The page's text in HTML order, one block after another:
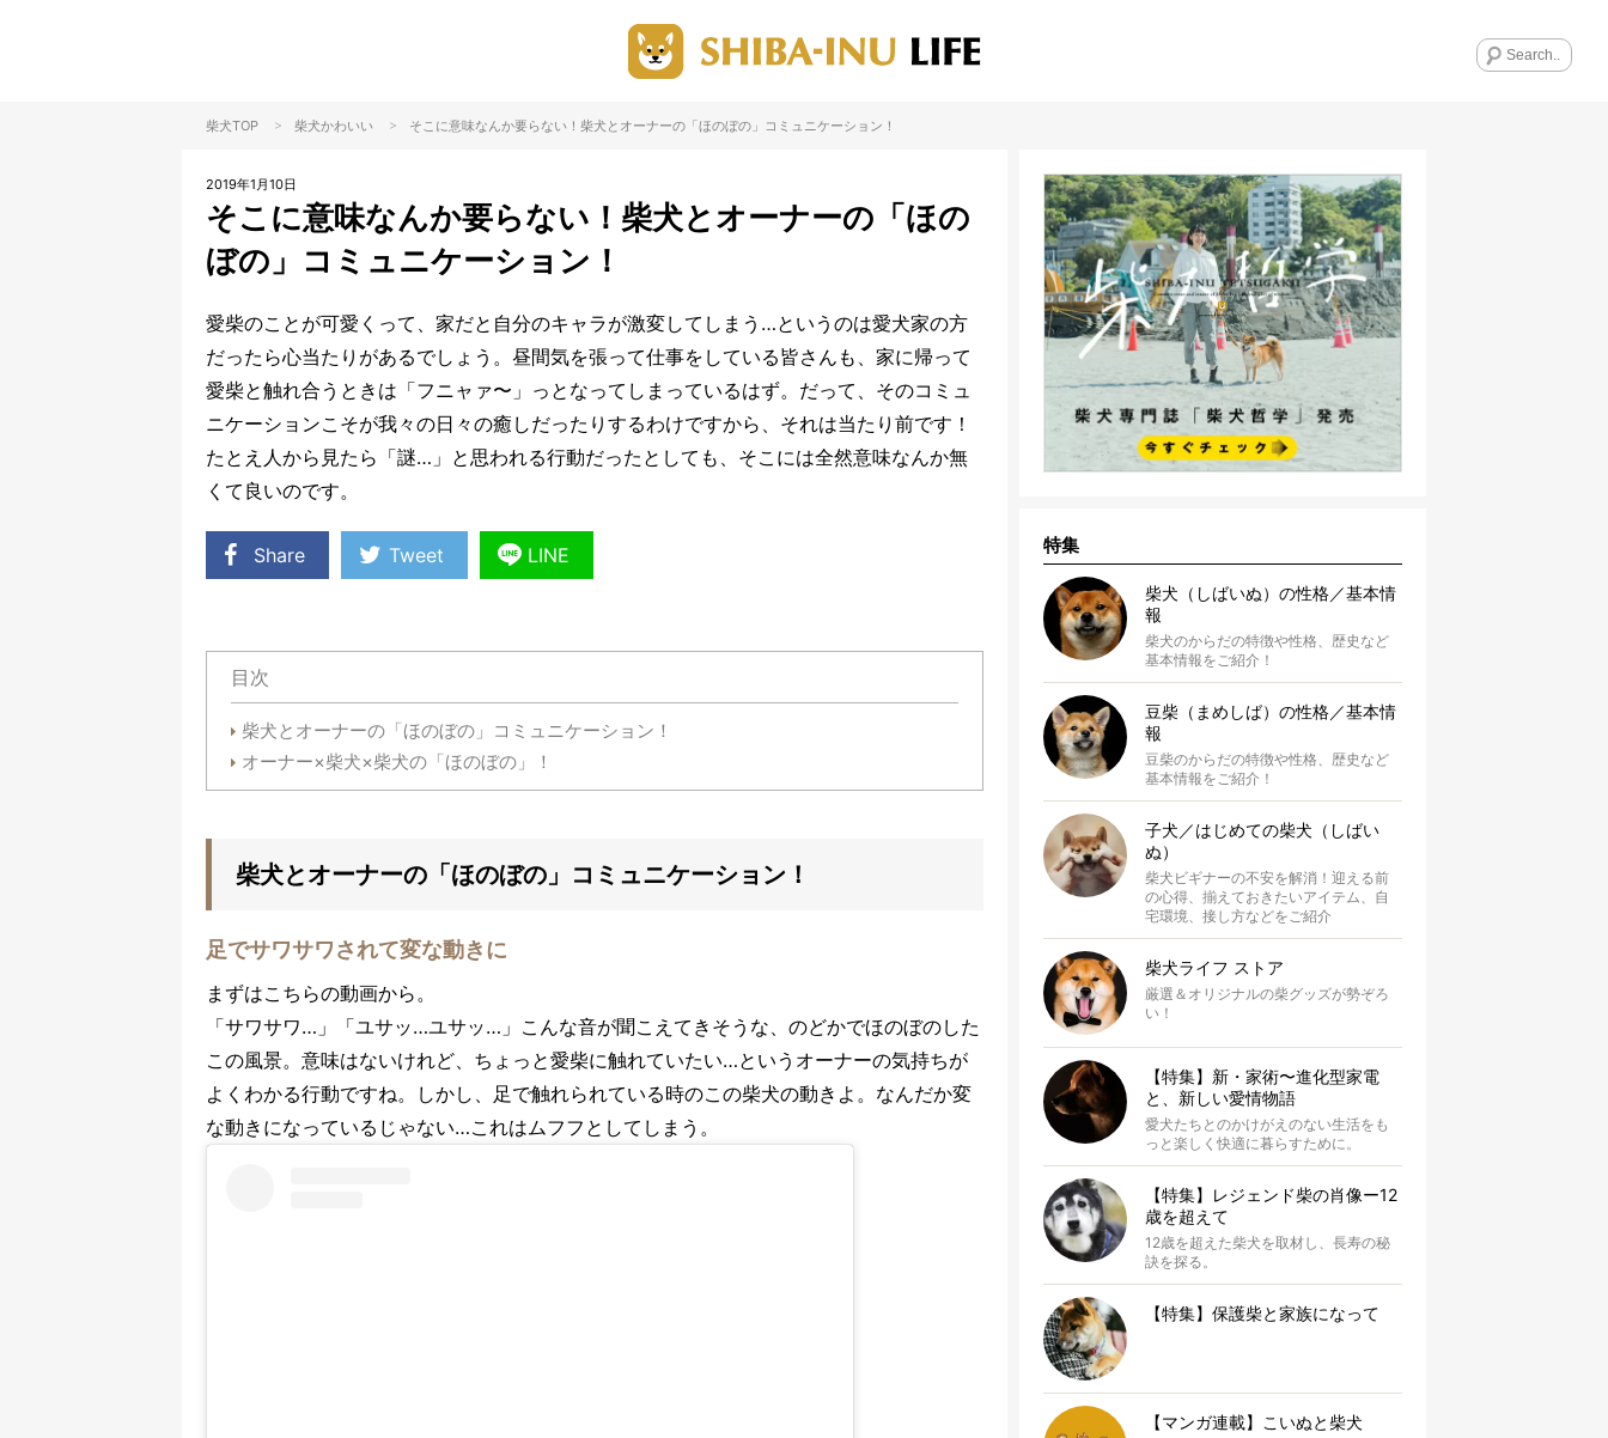
柴犬TOP > 柴犬かわいい > そこに意味なんか要らない！柴犬とオーナーの「ほのぼの」コミュニケーション！
2019年1月10日
そこに意味なんか要らない！柴犬とオーナーの「ほの
ぼの」コミュニケーション！
愛柴のことが可愛くって、家だと自分のキャラが激変してしまう…というのは愛犬家の方
だったら心当たりがあるでしょう。昼間気を張って仕事をしている皆さんも、家に帰って
愛柴と触れ合うときは「フニャァ〜」っとなってしまっているはず。だって、そのコミュ
ニケーションこそが我々の日々の癒しだったりするわけですから、それは当たり前です！
たとえ人から見たら「謎…」と思われる行動だったとしても、そこには全然意味なんか無
くて良いのです。
Share Tweet LINE
目次
柴犬とオーナーの「ほのぼの」コミュニケーション！
オーナー×柴犬×柴犬の「ほのぼの」！
柴犬とオーナーの「ほのぼの」コミュニケーション！
足でサワサワされて変な動きに
まずはこちらの動画から。
「サワサワ…」「ユサッ…ユサッ…」こんな音が聞こえてきそうな、のどかでほのぼのした
この風景。意味はないけれど、ちょっと愛柴に触れていたい…というオーナーの気持ちが
よくわかる行動ですね。しかし、足で触れられている時のこの柴犬の動きよ。なんだか変
な動きになっているじゃない…これはムフフとしてしまう。
特集
柴犬（しばいぬ）の性格／基本情
報
柴犬のからだの特徴や性格、歴史など
基本情報をご紹介！
豆柴（まめしば）の性格／基本情
報
豆柴のからだの特徴や性格、歴史など
基本情報をご紹介！
子犬／はじめての柴犬（しばい
ぬ）
柴犬ビギナーの不安を解消！迎える前
の心得、揃えておきたいアイテム、自
宅環境、接し方などをご紹介
柴犬ライフ ストア
厳選＆オリジナルの柴グッズが勢ぞろ
い！
【特集】新・家術〜進化型家電
と、新しい愛情物語
愛犬たちとのかけがえのない生活をも
っと楽しく快適に暮らすために。
【特集】レジェンド柴の肖像ー12
歳を超えて
12歳を超えた柴犬を取材し、長寿の秘
訣を探る。
【特集】保護柴と家族になって
【マンガ連載】こいぬと柴犬